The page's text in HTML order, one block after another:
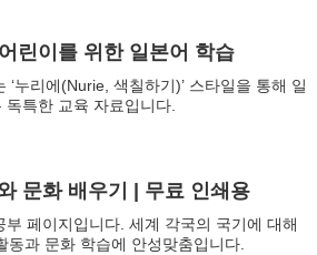
린이를 위한 일본어 학습
누리에(Nurie, 색칠하기)’ 스타일을 통해 일
특한 교육 자료입니다.
문화 배우기 | 무료 인쇄용
페이지입니다. 세계 각국의 국기에 대해
동과 문화 학습에 안성맞춤입니다.